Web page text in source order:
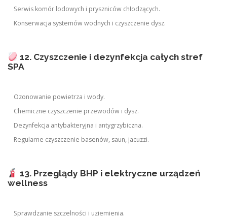
Serwis komór lodowych i pryszniców chłodzących.
Konserwacja systemów wodnych i czyszczenie dysz.
12. Czyszczenie i dezynfekcja całych stref
SPA
Ozonowanie powietrza i wody.
Chemiczne czyszczenie przewodów i dysz.
Dezynfekcja antybakteryjna i antygrzybiczna.
Regularne czyszczenie basenów, saun, jacuzzi.
13. Przeglądy BHP i elektryczne urządzeń
wellness
Sprawdzanie szczelności i uziemienia.